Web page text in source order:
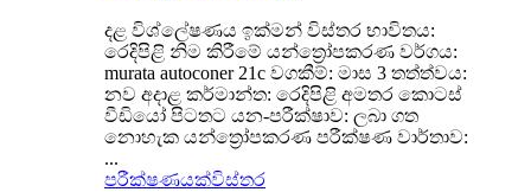
දළ විශ්ලේෂණය ඉක්මන් විස්තර භාවිතය:
රෙදිපිළි නිම කිරීමේ යන්ත්‍රෝපකරණ වර්ගය:
murata autoconer 21c වගකීම්: මාස 3 තත්ත්වය:
නව අදාළ කර්මාන්ත: රෙදිපිළි අමතර කොටස්
වීඩියෝ පිටතට යන-පරීක්ෂාව: ලබා ගත
නොහැක යන්ත්‍රෝපකරණ පරීක්ෂණ වාර්තාව:
...
පරීක්ෂණයක්විස්තර